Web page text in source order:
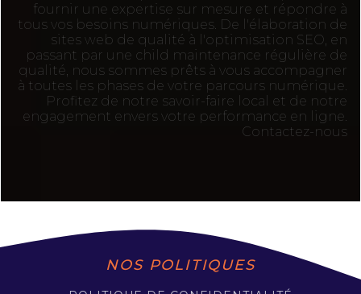
fournir une expertise sur mesure et répondre à
tous vos besoins numériques. De l'élaboration de
sites web de qualité à l'optimisation SEO, en
passant par une child maintenance régulière de
qualité, nous sommes prêts à vous accompagner
à toutes les phases de votre parcours numérique.
Profitez de notre savoir-faire local et de notre
engagement envers votre performance en ligne.
Contactez-nous
NOS POLITIQUES